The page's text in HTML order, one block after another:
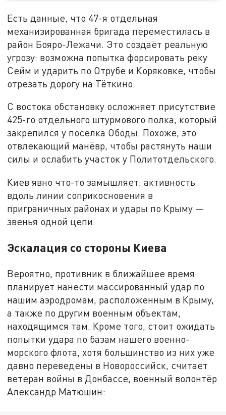
Есть данные, что 47-я отдельная
механизированная бригада переместилась в
район Бояро-Лежачи. Это создаёт реальную
угрозу: возможна попытка форсировать реку
Сейм и ударить по Отрубе и Коряковке, чтобы
отрезать дорогу на Тёткино.
С востока обстановку осложняет присутствие
425-го отдельного штурмового полка, который
закрепился у поселка Ободы. Похоже, это
отвлекающий манёвр, чтобы растянуть наши
силы и ослабить участок у Политотдельского.
Киев явно что-то замышляет: активность
вдоль линии соприкосновения в
приграничных районах и удары по Крыму —
звенья одной цепи.
Эскалация со стороны Киева
Вероятно, противник в ближайшее время
планирует нанести массированный удар по
нашим аэродромам, расположенным в Крыму,
а также по другим военным объектам,
находящимся там. Кроме того, стоит ожидать
попытки удара по базам нашего военно-
морского флота, хотя большинство из них уже
давно переведены в Новороссийск, считает
ветеран войны в Донбассе, военный волонтёр
Александр Матюшин: